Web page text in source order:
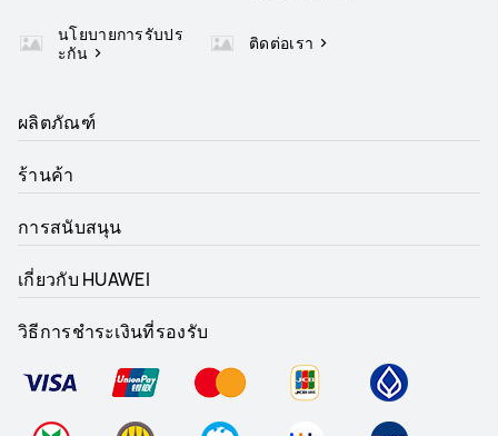
นโยบายการรับปร
ะกัน
ติดต่อเรา
ผลิตภัณฑ์
ร้านค้า
การสนับสนุน
เกี่ยวกับ HUAWEI
วิธีการชำระเงินที่รองรับ